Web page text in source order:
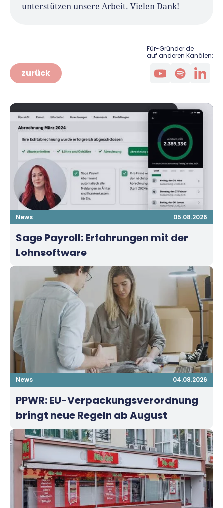
unterstützen unsere Arbeit. Vielen Dank!
zurück
Für-Gründer.de
auf anderen Kanälen:
05.08.2026
News
Sage Payroll: Erfahrungen mit der
Lohnsoftware
04.08.2026
News
PPWR: EU-Verpackungsverordnung
bringt neue Regeln ab August